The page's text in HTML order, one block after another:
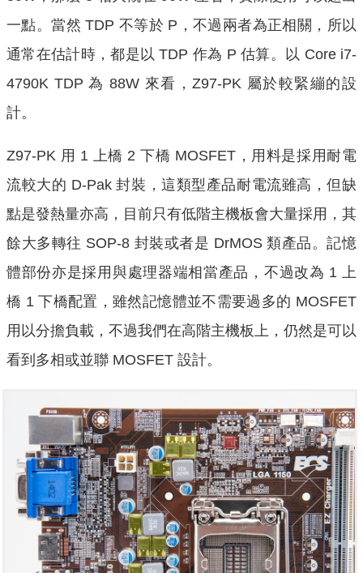
一點。當然 TDP 不等於 P，不過兩者為正相關，所以
通常在估計時，都是以 TDP 作為 P 估算。以 Core i7-
4790K TDP 為 88W 來看，Z97-PK 屬於較緊繃的設
計。
Z97-PK 用 1 上橋 2 下橋 MOSFET，用料是採用耐電
流較大的 D-Pak 封裝，這類型產品耐電流雖高，但缺
點是發熱量亦高，目前只有低階主機板會大量採用，其
餘大多轉往 SOP-8 封裝或者是 DrMOS 類產品。記憶
體部份亦是採用與處理器端相當產品，不過改為 1 上
橋 1 下橋配置，雖然記憶體並不需要過多的 MOSFET
用以分擔負載，不過我們在高階主機板上，仍然是可以
看到多相或並聯 MOSFET 設計。